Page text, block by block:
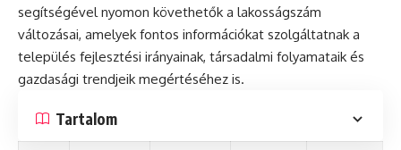
segítségével nyomon követhetők a lakosságszám
változásai, amelyek fontos információkat szolgáltatnak a
település fejlesztési irányainak, társadalmi folyamataik és
gazdasági trendjeik megértéséhez is.
Tartalom